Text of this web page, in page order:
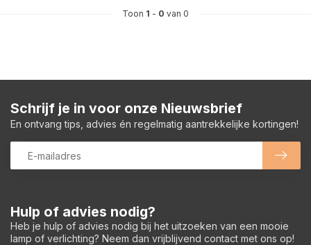
Toon 1 - 0 van 0
Hulp of advies nodig?
Heb je hulp of advies nodig bij het uitzoeken van een mooie
lamp of verlichting? Neem dan vrijblijvend contact met ons op!
Schrijf je in voor onze Nieuwsbrief
En ontvang tips, advies én regelmatig aantrekkelijke kortingen!